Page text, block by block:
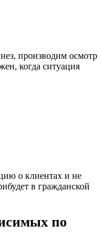
производим осмотр
когда ситуация
о клиентах и не
в гражданской
по